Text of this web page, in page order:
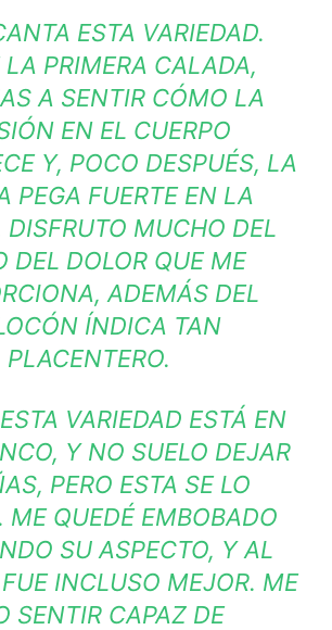
ESTA VARIEDAD.
LA PRIMERA CALADA,
A SENTIR CÓMO LA
EN EL CUERPO
Y, POCO DESPUÉS, LA
PEGA FUERTE EN LA
DISFRUTO MUCHO DEL
DEL DOLOR QUE ME
ADEMÁS DEL
ÍNDICA TAN
PLACENTERO.
VARIEDAD ESTÁ EN
Y NO SUELO DEJAR
PERO ESTA SE LO
ME QUEDÉ EMBOBADO
SU ASPECTO, Y AL
INCLUSO MEJOR. ME
SENTIR CAPAZ DE